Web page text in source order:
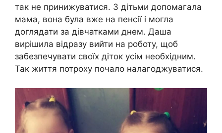
так не принижуватися. З дітьми допомагала
мама, вона була вже на пенсії і могла
доглядати за дівчатками днем. Даша
вирішила відразу вийти на роботу, щоб
забезпечувати своїх діток усім необхідним.
Так життя потроху почало налагоджуватися.